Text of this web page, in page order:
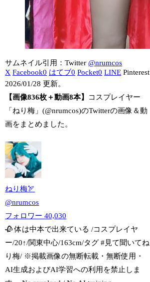
サムネイル引用：Twitter@nrumcos
X Facebook0 はてブ0 Pocket0 LINE Pinterest
2026/01/28 更新。
【画像836枚＋動画8本】
コスプレイヤー
「ねり梅」(@nrumcos)のTwitterの画像＆動
画をまとめました。
ねり梅🏹
@nrumcos
フォロワー40,030
🥀 体は中本で出来ている /コスプレイヤ
ー/20↑/関東中心/163cm/タグ #見て聞いてね
り梅/ ※掲載画像の無断転載・無断使用・
AI生成およびAI学習への利用を禁止しま